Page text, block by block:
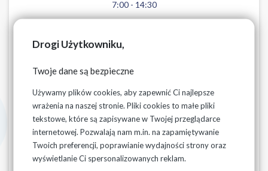
Drogi Użytkowniku,
Twoje dane są bezpieczne
Używamy plików cookies, aby zapewnić Ci najlepsze
wrażenia na naszej stronie. Pliki cookies to małe pliki
tekstowe, które są zapisywane w Twojej przeglądarce
internetowej. Pozwalają nam m.in. na zapamiętywanie
Twoich preferencji, poprawianie wydajności strony oraz
wyświetlanie Ci spersonalizowanych reklam.
7:00 - 14:30
Procedura przyłączania do sieci wodociągowej i/lub
Procedura zawierania umów o dostarczanie wody i/lub
odprowadzanie ścieków
E-FAKTURY